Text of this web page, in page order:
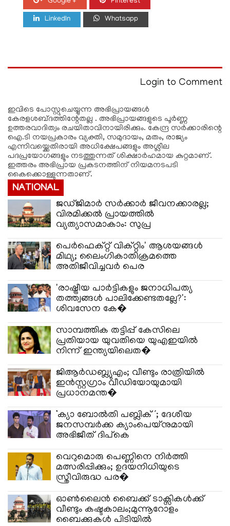
LinkedIn Whatsapp
Login to Comment
ഇവിടെ പോസ്റ്റുചെയ്യുന്ന അഭിപ്രായങ്ങള്‍
കേരളശബ്‌ദത്തിന്റേതല്ല . അഭിപ്രായങ്ങളുടെ പൂര്‍ണ്ണ
ഉത്തരവാദിത്വം രചയിതാവിനായിരിക്കും. കേന്ദ്ര സർക്കാരിന്റെ
ഐ.ടി നയപ്രകാരം വ്യക്തി, സമുദായം, മതം, രാജ്യം
എന്നിവയ്ക്കെതിരായി അധിക്ഷേപങ്ങളും അശ്ലീല
പദപ്രയോഗങ്ങളൂം നടത്തുന്നത് ശിക്ഷാര്‍ഹമായ കുറ്റമാണ്.
ഇത്തരം അഭിപ്രായ പ്രകടനത്തിന് നിയമനടപടി
കൈക്കൊള്ളുന്നതാണ്.
NATIONAL
ജഡ്ജിമാർ സർക്കാർ ജീവനക്കാരല്ല;
വിരമിക്കൽ പ്രായത്തിൽ
വ്യത്യാസമാകാം: സുപ്ര
പെർഫെക്റ്റ് വിക്റ്റിം' ആശയങ്ങൾ
മിഥ്യ; ലൈംഗികാതിക്രമത്തെ
അതിജീവിച്ചവർ പെര
'രാഷ്ട്രീയ പാർട്ടികളും ജനാധിപത്യ
തത്ത്വങ്ങൾ പാലിക്കേണ്ടതല്ലേ?':
ശിവസേന കേ�
സാമ്പത്തിക തട്ടിപ്പ് കേസിലെ
പ്രതിയായ യുവതിയെ യുഎഇയിൽ
നിന്ന് ഇന്ത്യയിലെത�
ജിആർഡബ്ല്യുഎം; വീണ്ടും രാത്രിയിൽ
ഇൻസ്റ്റ​ഗ്രാം വീഡിയോയുമായി
പ്രധാനമന്ത�
‘ക്യാ ബോൽതി പബ്ലിക്’; ദേശീയ
ജനസമ്പർക്ക ക്യാംപെയ്നുമായി
അഭിജീത് ദിപ്കെ
വെറുമൊരു പെണ്ണിനെ നിർത്തി
മത്സരിപ്പിക്കും; ഉദയനിധിയുടെ
സ്ത്രീവിരുദ്ധ പര�
ഓൺലൈൻ ബൈക്ക് ടാക്സികൾക്ക്
വീണ്ടും കഷ്ടകാലം;മുന്നൂറോളം
ബൈക്കുകൾ പിടിയിൽ